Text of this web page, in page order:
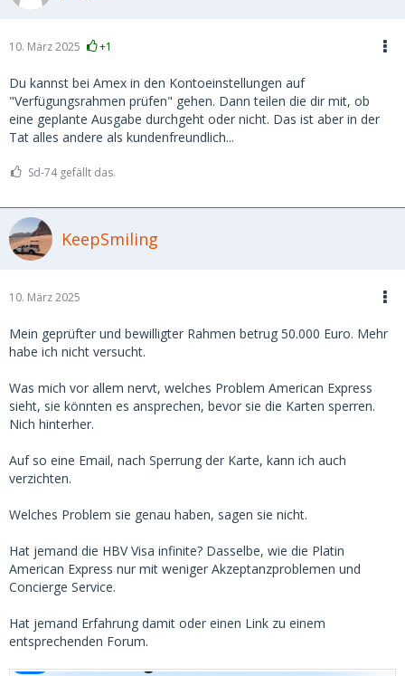
10. März 2025 +1
Du kannst bei Amex in den Kontoeinstellungen auf
"Verfügungsrahmen prüfen" gehen. Dann teilen die dir mit, ob
eine geplante Ausgabe durchgeht oder nicht. Das ist aber in der
Tat alles andere als kundenfreundlich...
Sd-74 gefällt das.
KeepSmiling
10. März 2025
Mein geprüfter und bewilligter Rahmen betrug 50.000 Euro. Mehr
habe ich nicht versucht.
Was mich vor allem nervt, welches Problem American Express
sieht, sie könnten es ansprechen, bevor sie die Karten sperren.
Nich hinterher.
Auf so eine Email, nach Sperrung der Karte, kann ich auch
verzichten.
Welches Problem sie genau haben, sagen sie nicht.
Hat jemand die HBV Visa infinite? Dasselbe, wie die Platin
American Express nur mit weniger Akzeptanzproblemen und
Concierge Service.
Hat jemand Erfahrung damit oder einen Link zu einem
entsprechenden Forum.